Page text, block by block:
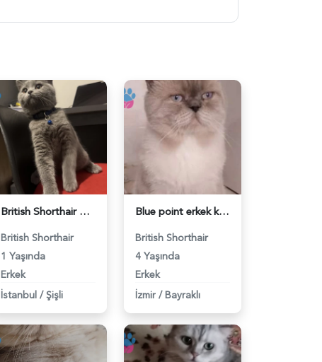
British Shorthair Ponçiğim Eş Arıyor - 118984654
British Shorthair
1 Yaşında
Erkek
İstanbul / Şişli
Blue point erkek kedimize dişi eş arıyoruz - 118984655
British Shorthair
4 Yaşında
Erkek
İzmir / Bayraklı